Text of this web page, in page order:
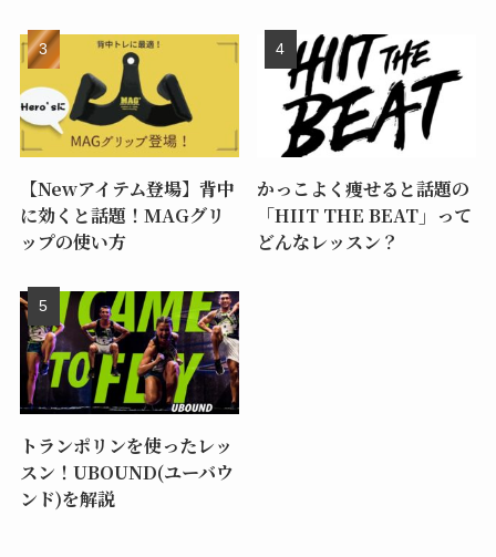
【Newアイテム登場】背中
に効くと話題！MAGグリ
ップの使い方
かっこよく痩せると話題の
「HIIT THE BEAT」って
どんなレッスン？
トランポリンを使ったレッ
スン！UBOUND(ユーバウ
ンド)を解説